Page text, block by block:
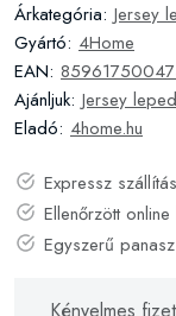
Árkategória: Jersey
Gyártó: 4Home
EAN:
Ajánljuk: Jersey
Eladó: 4home.hu
Expressz
Ellenőrzött
Egyszerű panasz
Kényelmes